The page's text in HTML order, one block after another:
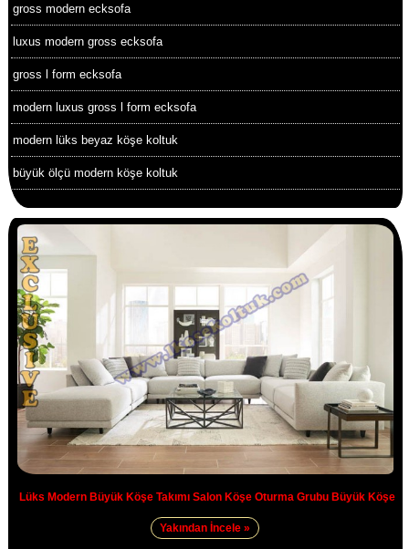
gross modern ecksofa
luxus modern gross ecksofa
gross l form ecksofa
modern luxus gross l form ecksofa
modern lüks beyaz köşe koltuk
büyük ölçü modern köşe koltuk
Lüks Modern Büyük Köşe Takımı Salon Köşe Oturma Grubu Büyük Köşe
Yakından İncele »